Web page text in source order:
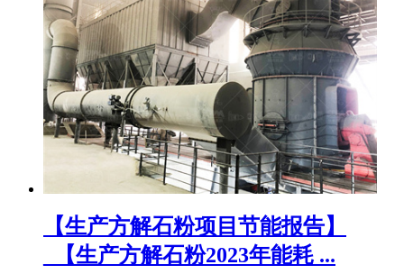
【生产方解石粉项目节能报告】
_【生产方解石粉2023年能耗 ...